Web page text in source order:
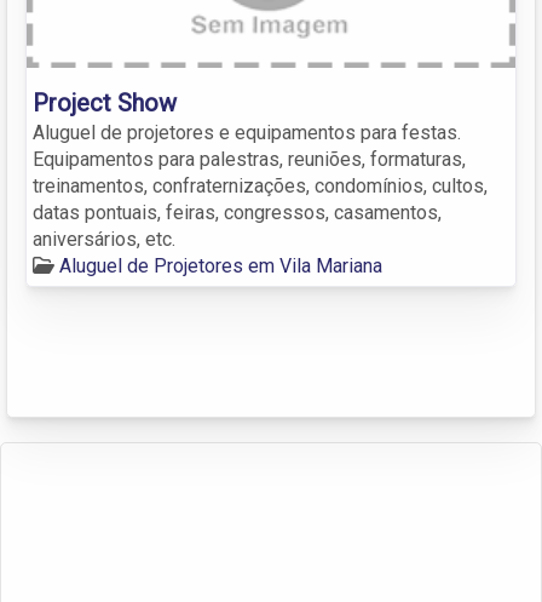
Project Show
Aluguel de projetores e equipamentos para festas.
Equipamentos para palestras, reuniões, formaturas,
treinamentos, confraternizações, condomínios, cultos,
datas pontuais, feiras, congressos, casamentos,
aniversários, etc.
Aluguel de Projetores em Vila Mariana